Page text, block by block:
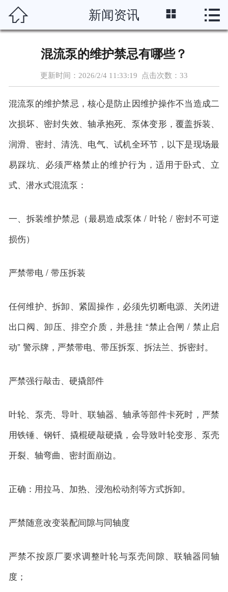
 首页
案例展示
制作流程
联系我们
 新闻资讯  
混流泵的维护禁忌有哪些？
更新时间：2026/2/4 11:33:19 点击次数： 33
混流泵的维护禁忌，核心是防止因维护操作不当造成二
次损坏、密封失效、轴承抱死、泵体变形，覆盖拆装、
润滑、密封、清洗、电气、试机全环节，以下是现场最
易踩坑、必须严格禁止的维护行为，适用于卧式、立
式、潜水式混流泵：
一、拆装维护禁忌（最易造成泵体 / 叶轮 / 密封不可逆
损伤）
严禁带电 / 带压拆装
任何维护、拆卸、紧固操作，必须先切断电源、关闭进
出口阀、卸压、排空介质，并悬挂 “禁止合闸 / 禁止启
动” 警示牌，严禁带电、带压拆泵、拆法兰、拆密封。
严禁强行敲击、硬撬部件
叶轮、泵壳、导叶、联轴器、轴承等部件卡死时，严禁
用铁锤、钢钎、撬棍硬敲硬撬，会导致叶轮变形、泵壳
开裂、轴弯曲、密封面崩边。
正确：用拉马、加热、浸泡松动剂等方式拆卸。
严禁随意改变装配间隙与同轴度
严禁不按原厂要求调整叶轮与泵壳间隙、联轴器同轴
度；